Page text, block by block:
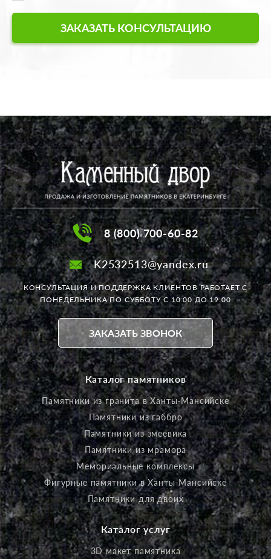
ЗАКАЗАТЬ КОНСУЛЬТАЦИЮ
8 (800) 700-60-82
K2532513@yandex.ru
КОНСУЛЬТАЦИЯ И ПОДДЕРЖКА КЛИЕНТОВ РАБОТАЕТС
ПОНЕДЕЛЬНИКА ПО СУББОТУ С 10:00 ДО 19:00
ЗАКАЗАТЬ ЗВОНОК
Каталог памятников
Памятники из гранита в Ханты-Мансийске
Памятники из габбро
Памятники из змеевика
Памятники из мрамора
Мемориальные комплексы
Фигурные памятники в Ханты-Мансийске
Памятники для двоих
Каталог услуг
3D макет памятника